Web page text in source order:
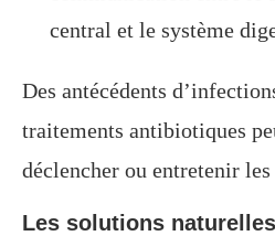
central et le système
Des antécédents
traitements antibiotiques
déclencher ou entretenir
Les solutions